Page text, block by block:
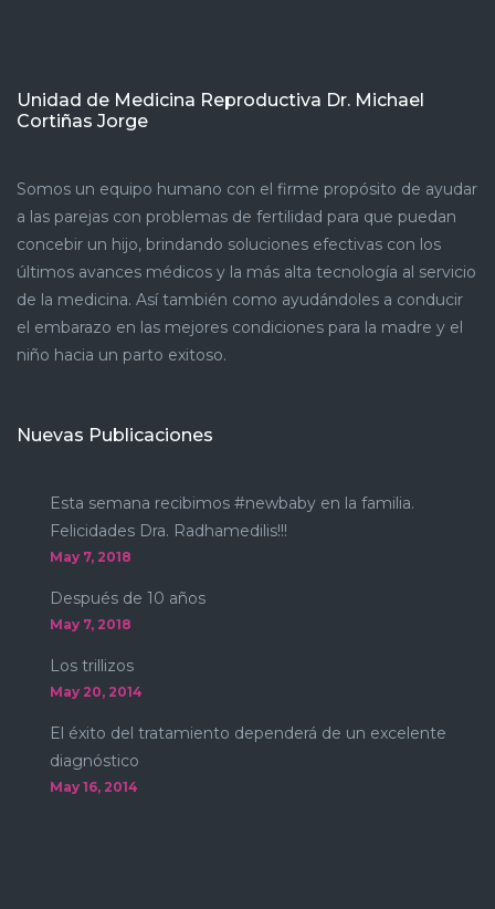
Unidad de Medicina Reproductiva Dr. Michael
Cortiñas Jorge
Somos un equipo humano con el firme propósito de ayudar
a las parejas con problemas de fertilidad para que puedan
concebir un hijo, brindando soluciones efectivas con los
últimos avances médicos y la más alta tecnología al servicio
de la medicina. Así también como ayudándoles a conducir
el embarazo en las mejores condiciones para la madre y el
niño hacia un parto exitoso.
Nuevas Publicaciones
Esta semana recibimos #newbaby en la familia.
Felicidades Dra. Radhamedilis!!!
May 7, 2018
Después de 10 años
May 7, 2018
Los trillizos
May 20, 2014
El éxito del tratamiento dependerá de un excelente
diagnóstico
May 16, 2014